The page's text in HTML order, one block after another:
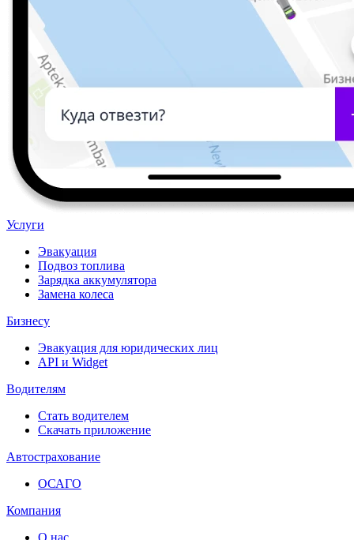
Услуги
Эвакуация
Подвоз топлива
Зарядка аккумулятора
Замена колеса
Бизнесу
Эвакуация для юридических лиц
API и Widget
Водителям
Стать водителем
Скачать приложение
Автострахование
ОСАГО
Компания